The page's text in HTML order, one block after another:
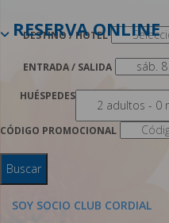
RESERVA ONLINE
DESTINO / HOTEL
ENTRADA / SALIDA
HUÉSPEDES
CÓDIGO PROMOCIONAL
Buscar
SOY SOCIO CLUB CORDIAL